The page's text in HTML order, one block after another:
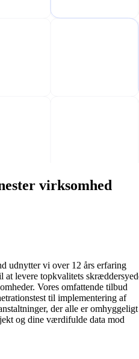
virksomhed
udnytter vi over 12 års erfaring
levere topkvalitets
Vores omfattende tilbud
til implementering af
der alle er omhyggeligt
og dine værdifulde data mod